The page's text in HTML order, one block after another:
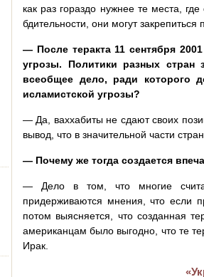
как раз гораздо нужнее те места,
бдительности, они могут закрепиться
— После теракта 11 сентября
угрозы. Политики разных
всеобщее дело, ради которого
исламистской угрозы?
— Да, ваххабиты не сдают своих
вывод, что в значительной части
— Почему же тогда создается
— Дело в том, что многие
придерживаются мнения, что если
потом выясняется, что созданная
американцам было выгодно, что те
Ирак.